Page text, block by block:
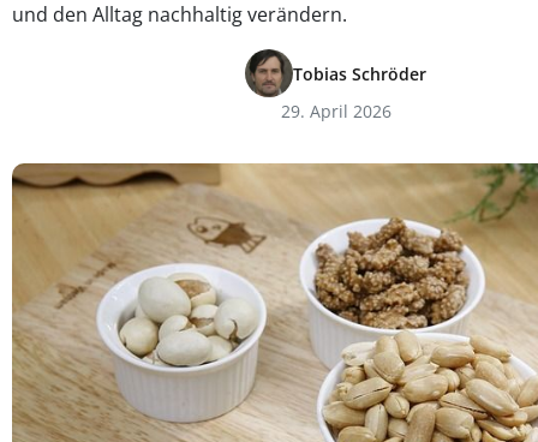
und den Alltag nachhaltig verändern.
Tobias Schröder
29. April 2026